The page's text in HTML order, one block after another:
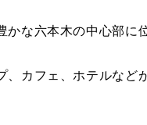
な六本木の中心部に
、カフェ、ホテルなど